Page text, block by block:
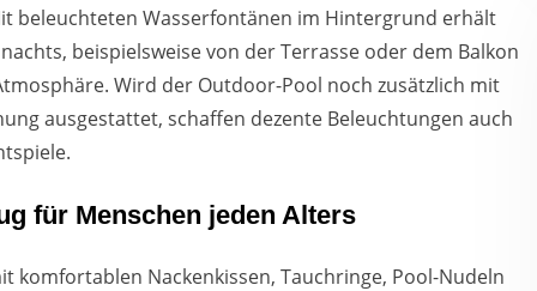
beleuchteten Wasserfontänen im Hintergrund erhält
beispielsweise von der Terrasse oder dem Balkon
Wird der Outdoor-Pool noch zusätzlich mit
ausgestattet, schaffen dezente Beleuchtungen auch
für Menschen jeden Alters
komfortablen Nackenkissen, Tauchringe, Pool-Nudeln